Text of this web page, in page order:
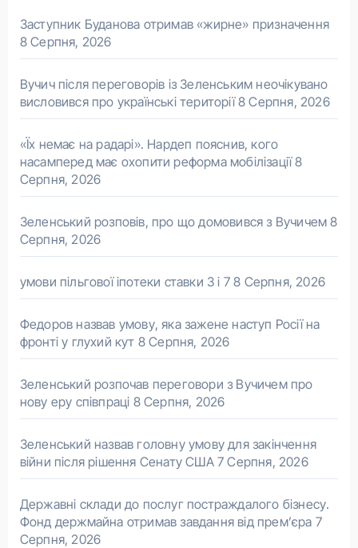
Заступник Буданова отримав «жирне» призначення
8 Серпня, 2026
Вучич після переговорів із Зеленським неочікувано
висловився про українські території 8 Серпня, 2026
«Їх немає на радарі». Нардеп пояснив, кого
насамперед має охопити реформа мобілізації 8
Серпня, 2026
Зеленський розповів, про що домовився з Вучичем 8
Серпня, 2026
умови пільгової іпотеки ставки 3 і 7 8 Серпня, 2026
Федоров назвав умову, яка зажене наступ Росії на
фронті у глухий кут 8 Серпня, 2026
Зеленський розпочав переговори з Вучичем про
нову еру співпраці 8 Серпня, 2026
Зеленський назвав головну умову для закінчення
війни після рішення Сенату США 7 Серпня, 2026
Державні склади до послуг постраждалого бізнесу.
Фонд держмайна отримав завдання від прем’єра 7
Серпня, 2026